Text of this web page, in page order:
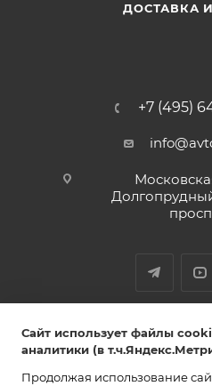
ДОСТАВКА
+7 (495)
ИНН 027809108765
Сайт использует файлы
аналитики (в
Продолжая использование